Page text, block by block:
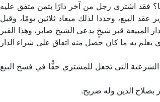
فقد اشترى رجل من آخر دارًا بثمن متفق عليه
البيع، وحددا لذلك ميعاد ثلاثين يومًا، وقبل
المبيعة قبر شيخٍ يدعى الشيخ صابر، وهذا القبر
يعلم به ما كان حصل منه اتفاق على شراء الدار
التي تجعل للمشتري حقًّا في فسخ البيع
بصلاح الدين وله ضريح.